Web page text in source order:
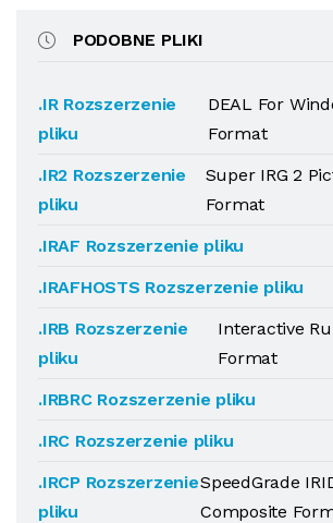
PODOBNE PLIKI
.IR Rozszerzenie
pliku
DEAL For
Format
.IR2 Rozszerzenie
pliku
Super IRG 2
Format
.IRAF Rozszerzenie pliku
.IRAFHOSTS Rozszerzenie pliku
.IRB Rozszerzenie
pliku
Interactive
Format
.IRBRC Rozszerzenie pliku
.IRC Rozszerzenie pliku
.IRCP Rozszerzenie
pliku
SpeedGrade
Composite